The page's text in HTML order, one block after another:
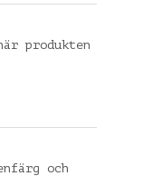
produkten
och